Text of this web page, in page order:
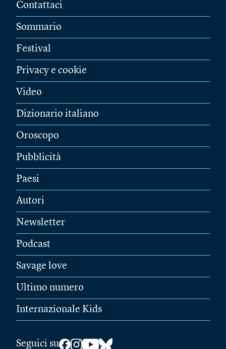
Contattaci
Sommario
Festival
Privacy e cookie
Video
Dizionario italiano
Oroscopo
Pubblicità
Paesi
Autori
Newsletter
Podcast
Savage love
Ultimo numero
Internazionale Kids
Seguici su